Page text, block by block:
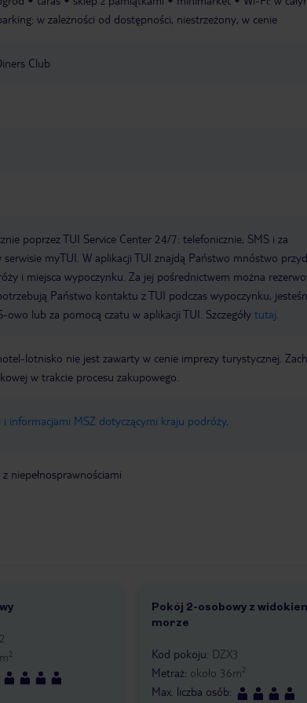
w zależności od dostępności, niestrzeżony, w cenie
Club
poprzez TUI Service Center 24/7: telefonicznie, SMS i za
myTUI. W aplikacji TUI znajdą Państwo mnóstwo
i miejsca wypoczynku. Za jej pośrednictwem można
Państwo kontaktu z TUI podczas wypoczynku,
lub za pomocą czatu w aplikacji TUI. Szczegóły tutaj
lotnisko nie jest zawarty w cenie imprezy turystycznej.
w trakcie procesu zakupowego.
informacjami MSZ dotyczącymi kraju podróży.
niepełnosprawnościami
m2
Pokój 2-osobowy z
morze
Kod pokoju: DZX3
Metraż: około 36m2
Max. liczba osób: